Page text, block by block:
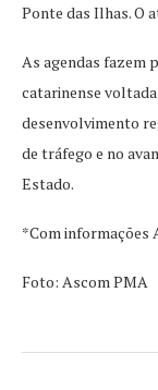
Ponte das Ilhas. O
As agendas fazem
catarinense
desenvolvimento
de tráfego e no
Estado.
*Com informações
Foto: Ascom PMA